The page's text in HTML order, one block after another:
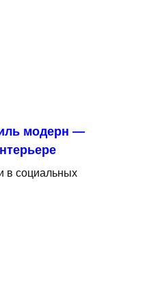
модерн —
в социальных